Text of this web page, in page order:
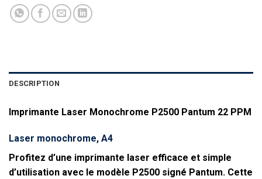
DESCRIPTION
Imprimante Laser Monochrome P2500 Pantum 22 PPM
Laser monochrome, A4
Profitez d’une imprimante laser efficace et simple
d’utilisation avec le modèle P2500 signé Pantum. Cette